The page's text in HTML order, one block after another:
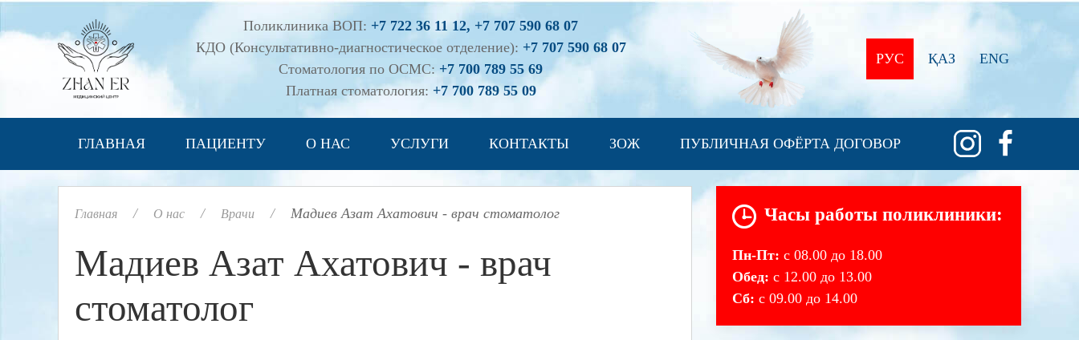
Поликлиника ВОП: +7 722 36 11 12, +7 707 590 68 07
КДО (Консультативно-диагностическое отделение): +7 707 590 68 07
Стоматология по ОСМС: +7 700 789 55 69
Платная стоматология: +7 700 789 55 09
РУС ҚАЗ ENG
ГЛАВНАЯ ПАЦИЕНТУ О НАС УСЛУГИ КОНТАКТЫ ЗОЖ ПУБЛИЧНАЯ ОФЁРТА ДОГОВОР
Главная О нас Врачи Мадиев Азат Ахатович - врач стоматолог
Мадиев Азат Ахатович - врач
стоматолог
Часы работы поликлиники:
Пн-Пт: с 08.00 до 18.00
Обед: с 12.00 до 13.00
Сб: с 09.00 до 14.00